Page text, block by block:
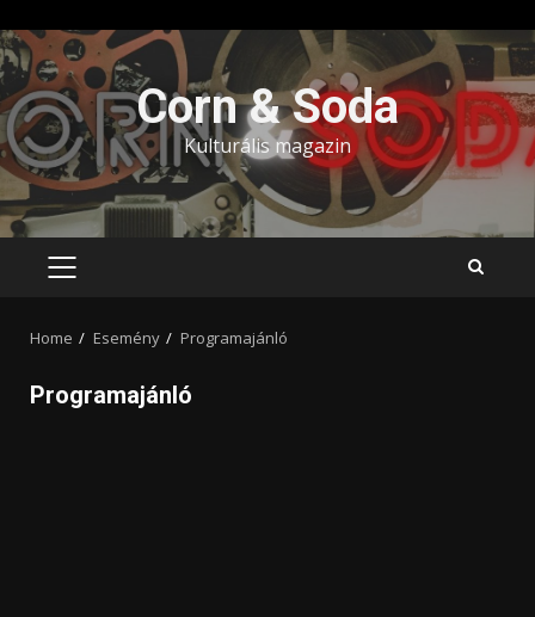
Skip
to
content
Corn & Soda
Kulturális magazin
PRIMARY
Home Esemény Programajánló
Programajánló